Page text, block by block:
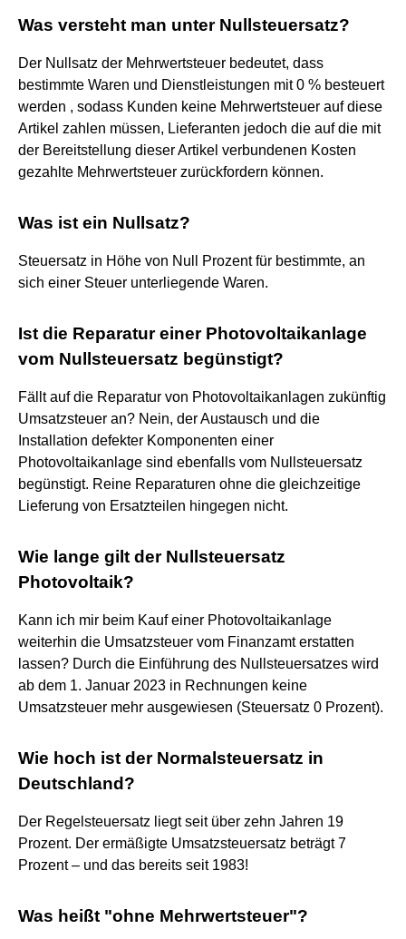
Was versteht man unter Nullsteuersatz?
Der Nullsatz der Mehrwertsteuer bedeutet, dass
bestimmte Waren und Dienstleistungen mit 0 % besteuert
werden , sodass Kunden keine Mehrwertsteuer auf diese
Artikel zahlen müssen, Lieferanten jedoch die auf die mit
der Bereitstellung dieser Artikel verbundenen Kosten
gezahlte Mehrwertsteuer zurückfordern können.
Was ist ein Nullsatz?
Steuersatz in Höhe von Null Prozent für bestimmte, an
sich einer Steuer unterliegende Waren.
Ist die Reparatur einer Photovoltaikanlage
vom Nullsteuersatz begünstigt?
Fällt auf die Reparatur von Photovoltaikanlagen zukünftig
Umsatzsteuer an? Nein, der Austausch und die
Installation defekter Komponenten einer
Photovoltaikanlage sind ebenfalls vom Nullsteuersatz
begünstigt. Reine Reparaturen ohne die gleichzeitige
Lieferung von Ersatzteilen hingegen nicht.
Wie lange gilt der Nullsteuersatz
Photovoltaik?
Kann ich mir beim Kauf einer Photovoltaikanlage
weiterhin die Umsatzsteuer vom Finanzamt erstatten
lassen? Durch die Einführung des Nullsteuersatzes wird
ab dem 1. Januar 2023 in Rechnungen keine
Umsatzsteuer mehr ausgewiesen (Steuersatz 0 Prozent).
Wie hoch ist der Normalsteuersatz in
Deutschland?
Der Regelsteuersatz liegt seit über zehn Jahren 19
Prozent. Der ermäßigte Umsatzsteuersatz beträgt 7
Prozent – und das bereits seit 1983!
Was heißt "ohne Mehrwertsteuer"?